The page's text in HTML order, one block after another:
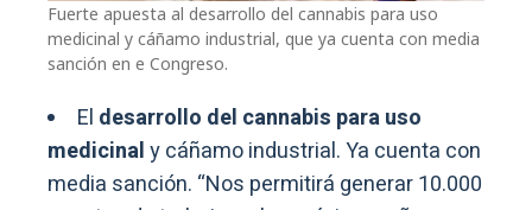
Fuerte apuesta al desarrollo del cannabis para uso
medicinal y cáñamo industrial, que ya cuenta con media
sanción en e Congreso.
El desarrollo del cannabis para uso
medicinaly cáñamo industrial. Ya cuenta con
media sanción. “Nos permitirá generar 10.000